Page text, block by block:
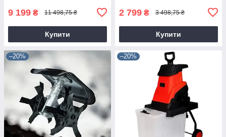
9 199 ₴ 11 498,75 ₴
Купити
2 799 ₴ 3 498,75 ₴
Купити
–20% –20%